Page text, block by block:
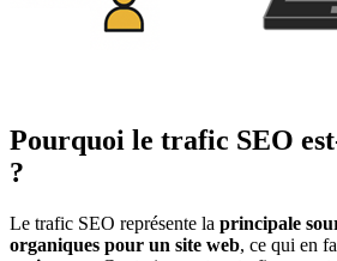
Pourquoi le trafic SEO
?
Le trafic SEO représente la principale
organiques pour un site web, ce qui en